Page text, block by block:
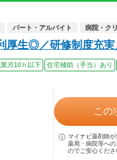
パート・アルバイト 病院・ク
厚生◎／研修制度充
月10ｈ以下 住宅補助（手当）あり
この
マイナビ薬剤師が
薬局・病院等へ
のでご安心くださ